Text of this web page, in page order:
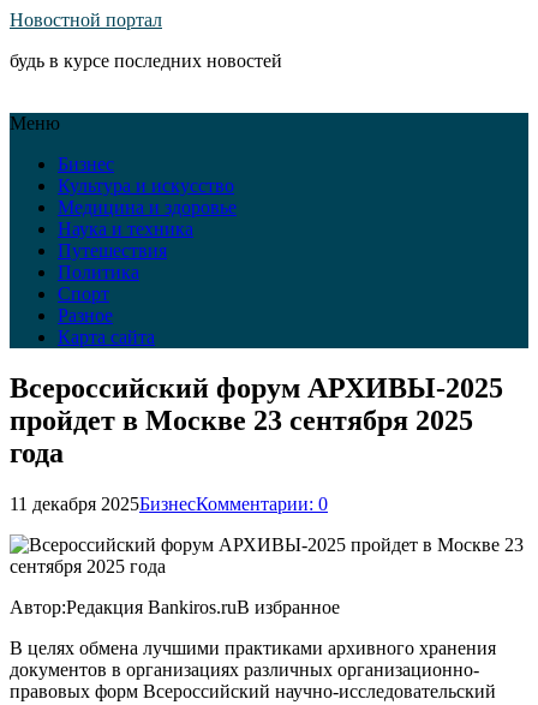
Новостной портал
будь в курсе последних новостей
Меню
Бизнес
Культура и искусство
Медицина и здоровье
Наука и техника
Путешествия
Политика
Спорт
Разное
Карта сайта
Всероссийский форум АРХИВЫ-2025
пройдет в Москве 23 сентября 2025
года
11 декабря 2025БизнесКомментарии: 0
Автор:Редакция Bankiros.ruВ избранное
В целях обмена лучшими практиками архивного хранения
документов в организациях различных организационно-
правовых форм Всероссийский научно-исследовательский